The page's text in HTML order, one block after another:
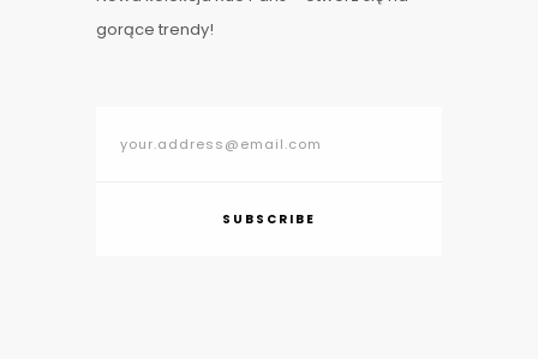
gorące trendy!
SUBSCRIBE